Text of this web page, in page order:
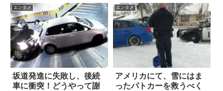
エンタメ
坂道発進に失敗し、後続
車に衝突！どうやって謝
エンタメ
アメリカにて、雪にはま
ったパトカーを救うべく